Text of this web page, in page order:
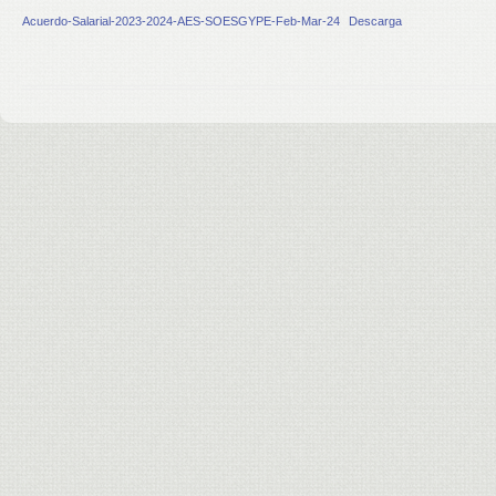
Acuerdo-Salarial-2023-2024-AES-SOESGYPE-Feb-Mar-24 Descarga